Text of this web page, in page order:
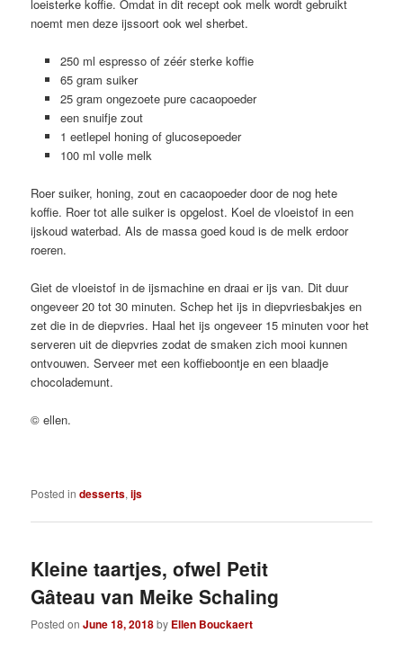
loeisterke koffie. Omdat in dit recept ook melk wordt gebruikt
noemt men deze ijssoort ook wel sherbet.
250 ml espresso of zéér sterke koffie
65 gram suiker
25 gram ongezoete pure cacaopoeder
een snuifje zout
1 eetlepel honing of glucosepoeder
100 ml volle melk
Roer suiker, honing, zout en cacaopoeder door de nog hete
koffie. Roer tot alle suiker is opgelost. Koel de vloeistof in een
ijskoud waterbad. Als de massa goed koud is de melk erdoor
roeren.
Giet de vloeistof in de ijsmachine en draai er ijs van. Dit duur
ongeveer 20 tot 30 minuten. Schep het ijs in diepvriesbakjes en
zet die in de diepvries. Haal het ijs ongeveer 15 minuten voor het
serveren uit de diepvries zodat de smaken zich mooi kunnen
ontvouwen. Serveer met een koffieboontje en een blaadje
chocolademunt.
© ellen.
Posted in desserts,ijs
Kleine taartjes, ofwel Petit
Gâteau van Meike Schaling
Posted onJune 18, 2018by Ellen Bouckaert